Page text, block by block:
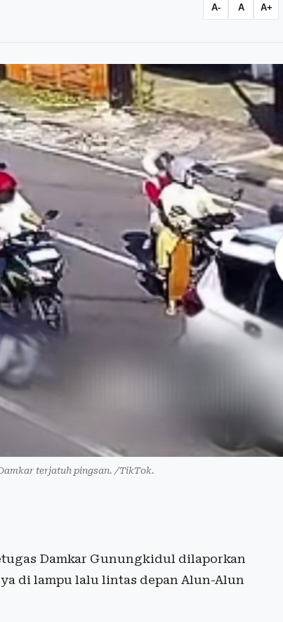
A- A A+
terjatuh pingsan. /TikTok.
Damkar Gunungkidul dilaporkan
di lampu lalu lintas depan Alun-Alun